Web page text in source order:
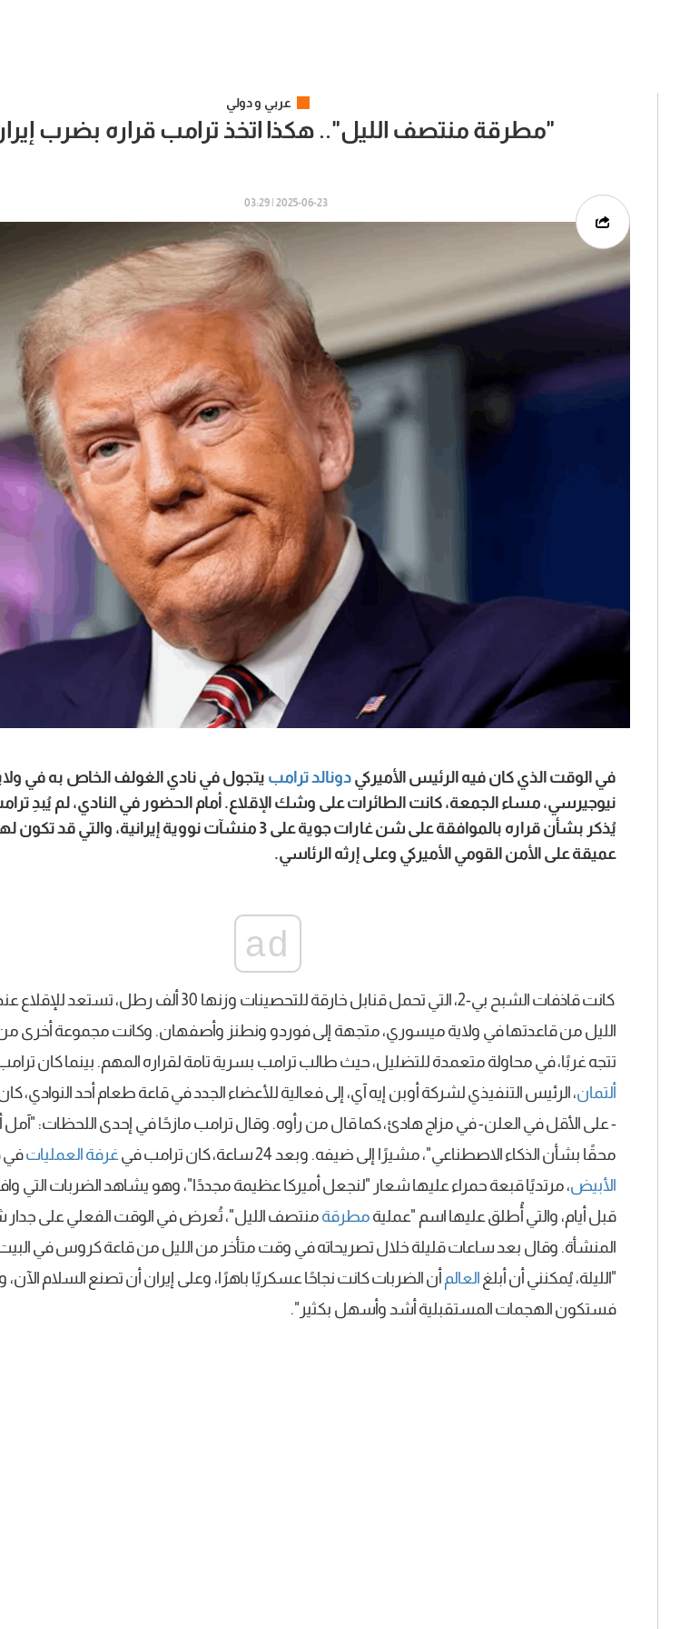
عربي و دولي
"مطرقة منتصف الليل".. هكذا اتخذ ترامب قراره بضرب
2025-06-23 | 03:29
في الوقت الذي كان فيه الرئيس الأميركي دونالد ترامب يتجول في نادي الغولف الخاص به في
نيوجيرسي، مساء الجمعة، كانت الطائرات على وشك الإقلاع. أمام الحضور في النادي، لم يُبدِ
يُذكر بشأن قراره بالموافقة على شن غارات جوية على 3 منشآت نووية إيرانية، والتي
عميقة على الأمن القومي الأميركي وعلى إرثه الرئاسي.
ad
كانت قاذفات الشبح بي-2، التي تحمل قنابل خارقة للتحصينات وزنها 30 ألف
الليل من قاعدتها في ولاية ميسوري، متجهة إلى فوردو ونطنز وأصفهان. وكانت مجموعة أخرى من
تتجه غربًا، في محاولة متعمدة للتضليل، حيث طالب ترامب بسرية تامة لقراره المهم. بينما كان
ألتمان، الرئيس التنفيذي لشركة أوبن إيه آي، إلى فعالية للأعضاء الجدد في قاعة طعام أحد النوادي،
- على الأقل في العلن- في مزاج هادئ، كما قال من رأوه. وقال ترامب مازحًا في إحدى اللحظات:
محقًا بشأن الذكاء الاصطناعي"، مشيرًا إلى ضيفه. وبعد 24 ساعة، كان ترامب في
غرفة العملياتفي
الأبيض، مرتديًا قبعة حمراء عليها شعار "لنجعل أميركا عظيمة مجددًا"، وهو يشاهد الضربات التي
قبل أيام، والتي أُطلق عليها اسم "عملية مطرقة منتصف الليل"، تُعرض في الوقت الفعلي على
المنشأة. وقال بعد ساعات قليلة خلال تصريحاته في وقت متأخر من الليل من قاعة كروس في
"الليلة، يُمكنني أن أبلغ العالم أن الضربات كانت نجاحًا عسكريًا باهرًا، وعلى إيران أن تصنع السلام الآن،
فستكون الهجمات المستقبلية أشد وأسهل بكثير".